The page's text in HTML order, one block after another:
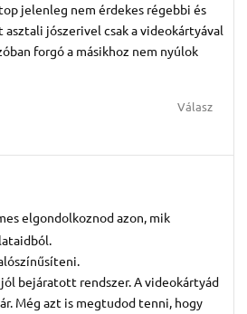
jelenleg nem érdekes régebbi és
asztali jószerivel csak a videokártyával
forgó a másikhoz nem nyúlok
Válasz
elgondolkoznod azon, mik
jól bejáratott rendszer. A videokártyád
Még azt is megtudod tenni, hogy